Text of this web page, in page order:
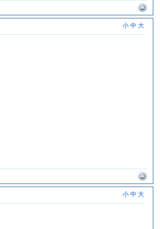
小 中 大
小 中 大